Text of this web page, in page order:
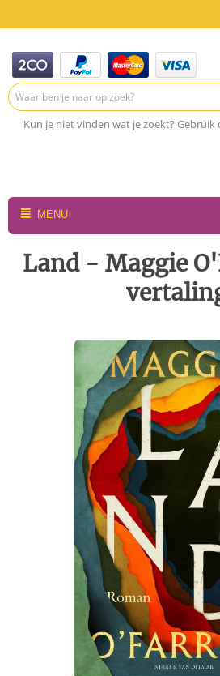
Kun je niet vinden wat je zoekt? Gebruik
MENU
Land - Maggie